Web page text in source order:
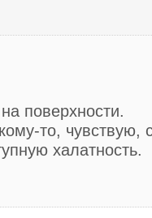
поверхности.
то, чувствую,
халатность.